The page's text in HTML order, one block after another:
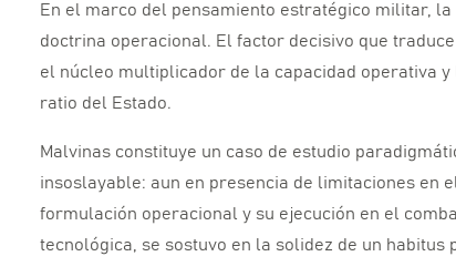
En el marco del pensamiento estratégico militar, la
doctrina operacional. El factor decisivo que
el núcleo multiplicador de la capacidad operativa
ratio del Estado.
Malvinas constituye un caso de estudio
insoslayable: aun en presencia de limitaciones en
formulación operacional y su ejecución en el
tecnológica,
se sostuvo en la solidez de un